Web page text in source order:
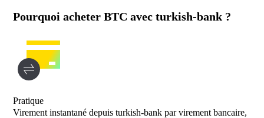
Pourquoi acheter BTC avec turkish-bank ?
Pratique
Virement instantané depuis turkish-bank par virement bancaire,